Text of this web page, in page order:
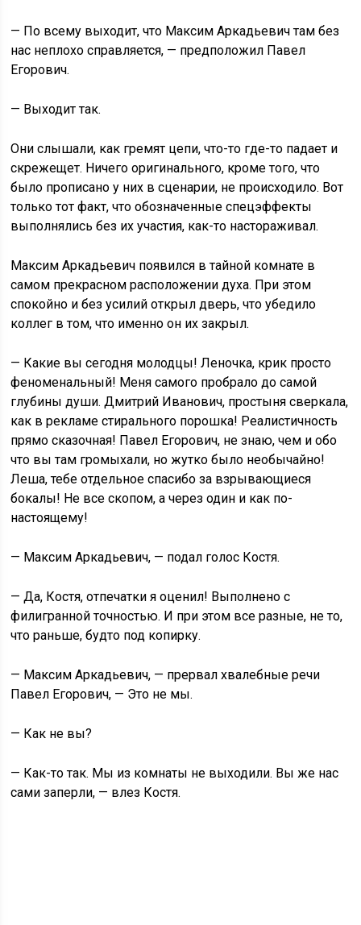
— По всему выходит, что Максим Аркадьевич там без
нас неплохо справляется, — предположил Павел
Егорович.
— Выходит так.
Они слышали, как гремят цепи, что-то где-то падает и
скрежещет. Ничего оригинального, кроме того, что
было прописано у них в сценарии, не происходило. Вот
только тот факт, что обозначенные спецэффекты
выполнялись без их участия, как-то настораживал.
Максим Аркадьевич появился в тайной комнате в
самом прекрасном расположении духа. При этом
спокойно и без усилий открыл дверь, что убедило
коллег в том, что именно он их закрыл.
— Какие вы сегодня молодцы! Леночка, крик просто
феноменальный! Меня самого пробрало до самой
глубины души. Дмитрий Иванович, простыня сверкала,
как в рекламе стирального порошка! Реалистичность
прямо сказочная! Павел Егорович, не знаю, чем и обо
что вы там громыхали, но жутко было необычайно!
Леша, тебе отдельное спасибо за взрывающиеся
бокалы! Не все скопом, а через один и как по-
настоящему!
— Максим Аркадьевич, — подал голос Костя.
— Да, Костя, отпечатки я оценил! Выполнено с
филигранной точностью. И при этом все разные, не то,
что раньше, будто под копирку.
— Максим Аркадьевич, — прервал хвалебные речи
Павел Егорович, — Это не мы.
— Как не вы?
— Как-то так. Мы из комнаты не выходили. Вы же нас
сами заперли, — влез Костя.